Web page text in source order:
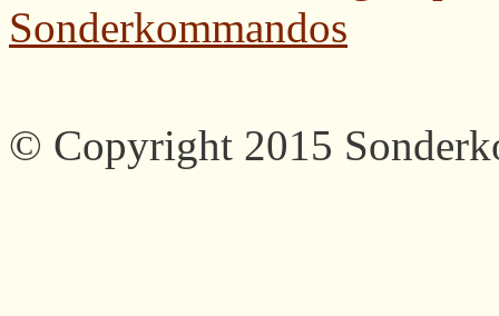
Sonderkommandos
© Copyright 2015